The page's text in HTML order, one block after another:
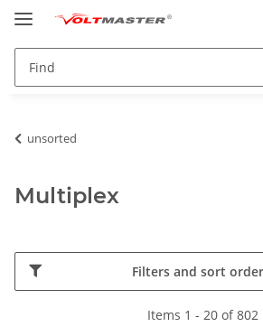
unsorted
Multiplex
Filters and sort order
Items 1 - 20 of 802